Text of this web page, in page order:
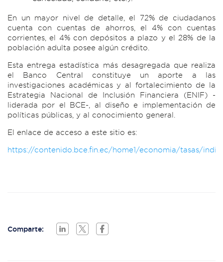
En un mayor nivel de detalle, el 72% de ciudadanos
cuenta con cuentas de ahorros, el 4% con cuentas
corrientes, el 4% con depósitos a plazo y el 28% de la
población adulta posee algún crédito.
Esta entrega estadística más desagregada que realiza
el Banco Central constituye un aporte a las
investigaciones académicas y al fortalecimiento de la
Estrategia Nacional de Inclusión Financiera (ENIF) -
liderada por el BCE-, al diseño e implementación de
políticas públicas, y al conocimiento general.
El enlace de acceso a este sitio es:
https://contenido.bce.fin.ec/home1/economia/tasas/
Comparte: